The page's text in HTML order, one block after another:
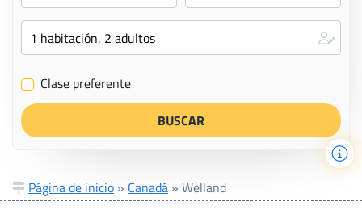
✔ Clase preferente
Página de inicio » Canadá » Welland